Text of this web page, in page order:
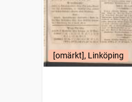
[omärkt], Linköping